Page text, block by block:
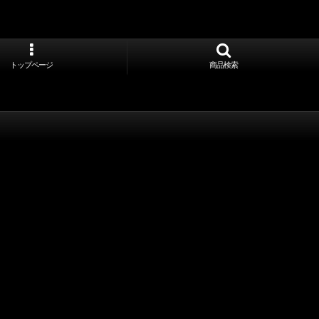
トップページ 商品検索